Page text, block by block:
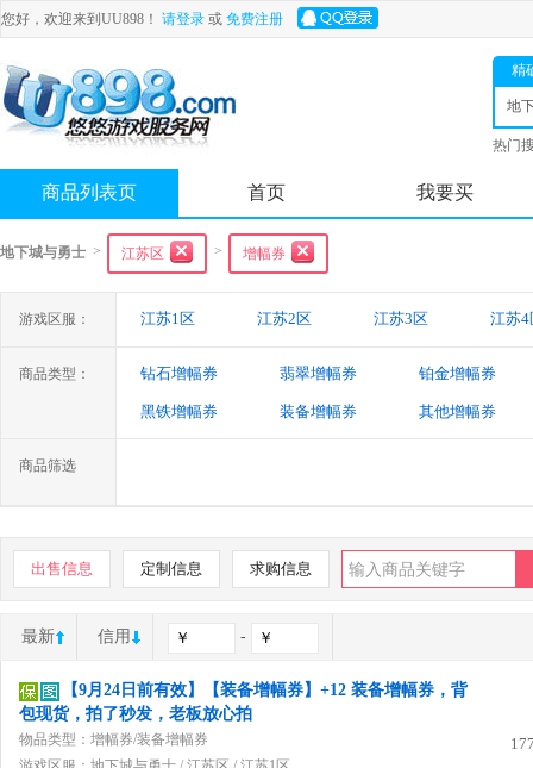
您好，欢迎来到UU898！ 请登录 或 免费注册
精
地
士
热门
商品列表页 首页 我要买
地下城与勇士 > 江苏区 > 增幅券
游戏区服： 江苏1区 江苏2区 江苏3区 江苏4
商品类型： 钻石增幅券 翡翠增幅券 铂金增幅券
黑铁增幅券 装备增幅券 其他增幅券
商品筛选
出售信息 定制信息 求购信息
最新 信用 -
【9月24日前有效】【装备增幅券】+12 装备增幅券，背
包现货，拍了秒发，老板放心拍
物品类型：增幅券/装备增幅券